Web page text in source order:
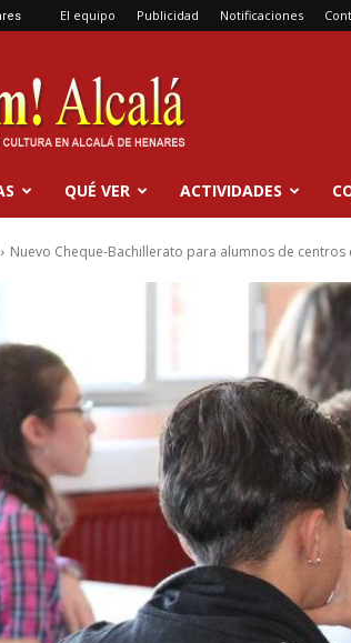
El equipo Publicidad Notificaciones
QUÉ VER ACTIVIDADES
Nuevo Cheque-Bachillerato para alumnos de